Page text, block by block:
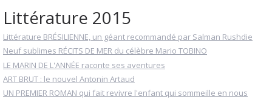
Littérature 2015
Littérature BRÉSILIENNE, un géant recommandé par Salman Rushdie
Neuf sublimes RÉCITS DE MER du célèbre Mario TOBINO
LE MARIN DE L'ANNÉE raconte ses aventures
ART BRUT : le nouvel Antonin Artaud
UN PREMIER ROMAN qui fait revivre l'enfant qui sommeille en nous